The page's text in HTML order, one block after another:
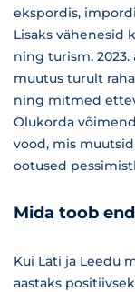
ekspordis,
Lisaks vähenesid
ning turism.
muutus turult
ning mitmed
Olukorda
vood, mis
ootused
Mida toob
Kui Läti ja Leedu
aastaks